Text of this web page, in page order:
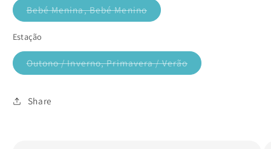
Bebé Menina, Bebé Menino
Estação
Outono / Inverno, Primavera / Verão
Share